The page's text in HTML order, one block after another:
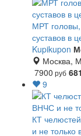
МРТ головы,
суставов в
Kupikupon
Москва,
7900 руб 681
9
КТ
и не только